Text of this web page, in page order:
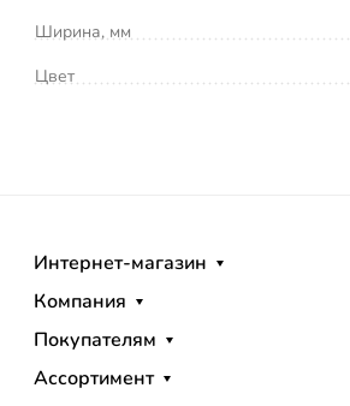
Ширина, мм
Цвет
Интернет-магазин
Компания
Покупателям
Ассортимент